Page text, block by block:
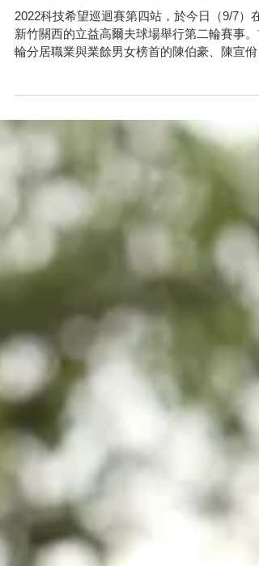
菲分居業餘男女組首位
2022科技希望巡迴賽第四站，於今日（9/7）在
出領先位置。而昨日都暫居次席的沙比亞特馬
克、許柏丞與黃品菲，則紛紛坐上領先者寶座
明日第三輪決賽，又...